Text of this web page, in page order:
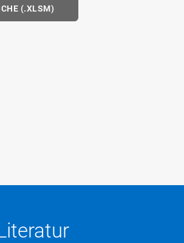
(.XLSM)